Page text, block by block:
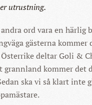
utrustning.
ord vara en härlig
gästerna
Österrike deltar Goli &
grannland kommer det
ska vi så klart inte